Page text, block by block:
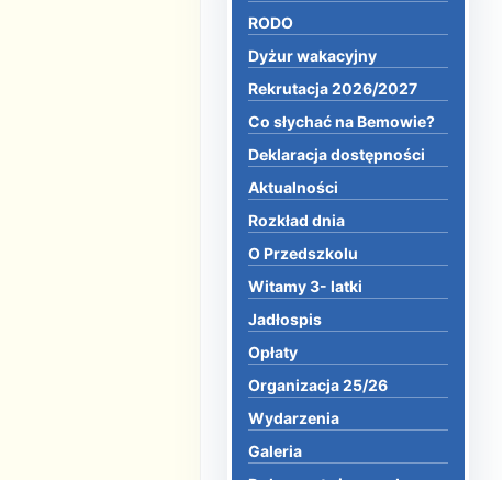
RODO
Dyżur wakacyjny
Rekrutacja 2026/2027
Co słychać na Bemowie?
Deklaracja dostępności
Aktualności
Rozkład dnia
O Przedszkolu
Witamy 3- latki
Jadłospis
Opłaty
Organizacja 25/26
Wydarzenia
Galeria